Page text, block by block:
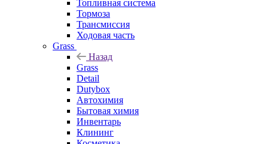
Топливная система
Тормоза
Трансмиссия
Ходовая часть
Grass
Назад
Grass
Detail
Dutybox
Автохимия
Бытовая химия
Инвентарь
Клининг